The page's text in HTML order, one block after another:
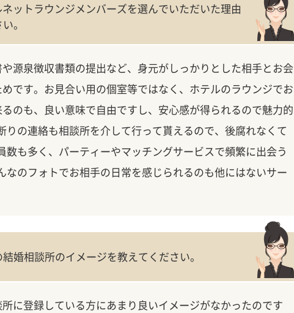
ットラウンジメンバーズを選んでいただいた理由
。
源泉徴収書類の提出など、身元がしっかりとした相手とお会
です。お見合い用の個室等ではなく、ホテルのラウンジでお
るのも、良い意味で自由ですし、安心感が得られるので魅力的
りの連絡も相談所を介して行って貰えるので、後腐れなくて
数も多く、パーティーやマッチングサービスで頻繁に出会う
なのフォトでお相手の日常を感じられるのも他にはないサー
婚相談所のイメージを教えてください。
に登録している方にあまり良いイメージがなかったのです